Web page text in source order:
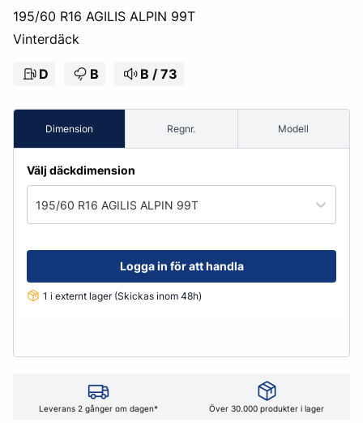
195/60 R16 AGILIS ALPIN 99T
Vinterdäck
D B B / 73
Dimension Regnr. Modell
Välj däckdimension
195/60 R16 AGILIS ALPIN 99T
Logga in för att handla
1 i externt lager (Skickas inom 48h)
Leverans 2 gånger om dagen* Över 30.000 produkter i lager